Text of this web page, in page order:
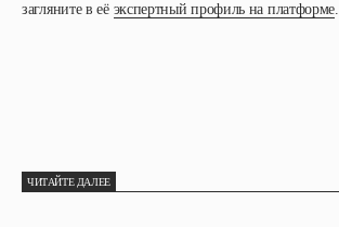
загляните в её экспертный профиль на платформе.
ЧИТАЙТЕ ДАЛЕЕ